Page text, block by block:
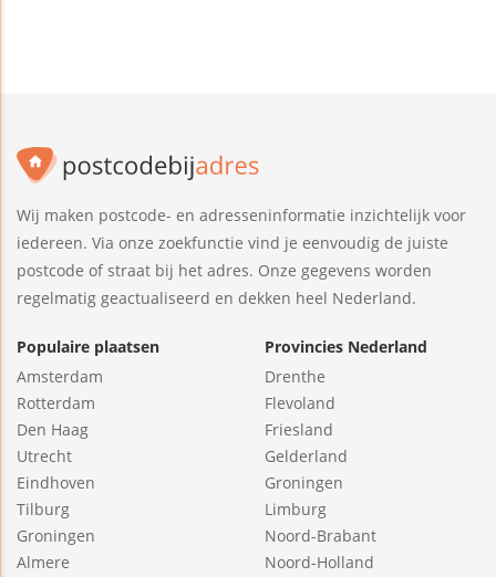
Wij maken postcode- en adresseninformatie inzichtelijk voor
iedereen. Via onze zoekfunctie vind je eenvoudig de juiste
postcode of straat bij het adres. Onze gegevens worden
regelmatig geactualiseerd en dekken heel Nederland.
Populaire plaatsen
Amsterdam
Rotterdam
Den Haag
Utrecht
Eindhoven
Tilburg
Groningen
Almere
Provincies Nederland
Drenthe
Flevoland
Friesland
Gelderland
Groningen
Limburg
Noord-Brabant
Noord-Holland